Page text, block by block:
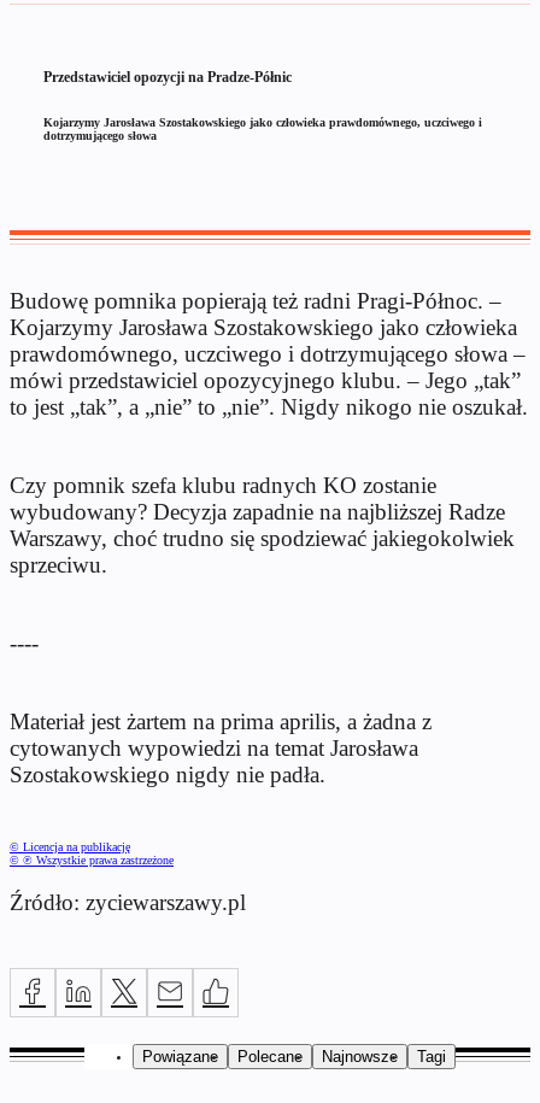
Przedstawiciel opozycji na Pradze-Półnic
Kojarzymy Jarosława Szostakowskiego jako człowieka prawdomównego, uczciwego i
dotrzymującego słowa
Budowę pomnika popierają też radni Pragi-Północ. –
Kojarzymy Jarosława Szostakowskiego jako człowieka
prawdomównego, uczciwego i dotrzymującego słowa –
mówi przedstawiciel opozycyjnego klubu. – Jego „tak”
to jest „tak”, a „nie” to „nie”. Nigdy nikogo nie oszukał.
Czy pomnik szefa klubu radnych KO zostanie
wybudowany? Decyzja zapadnie na najbliższej Radze
Warszawy, choć trudno się spodziewać jakiegokolwiek
sprzeciwu.
----
Materiał jest żartem na prima aprilis, a żadna z
cytowanych wypowiedzi na temat Jarosława
Szostakowskiego nigdy nie padła.
© Licencja na publikację
© ℗ Wszystkie prawa zastrzeżone
Źródło: zyciewarszawy.pl
Powiązane Polecane Najnowsze Tagi